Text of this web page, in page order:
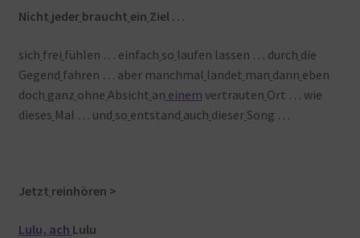
Nicht jeder braucht ein Ziel …
sich frei fühlen … einfach so laufen lassen … durch die
Gegend fahren … aber manchmal landet man dann eben
doch ganz ohne Absicht an einem vertrauten Ort … wie
dieses Mal … und so entstand auch dieser Song …
Jetzt reinhören >
Lulu, ach Lulu